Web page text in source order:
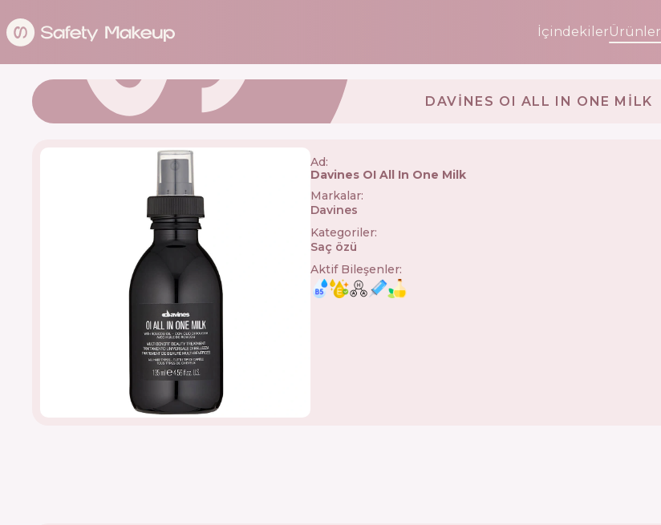
İçindekilerÜrünler
DAVINES OI ALL IN ONE MILK
Ad:
Davines OI All In One Milk
Markalar:
Davines
Kategoriler:
Saç özü
Aktif Bileşenler: